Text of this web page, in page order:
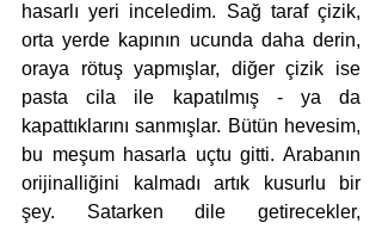
hasarlı yeri inceledim. Sağ taraf çizik,
orta yerde kapının ucunda daha derin,
oraya rötuş yapmışlar, diğer çizik ise
pasta cila ile kapatılmış - ya da
kapattıklarını sanmışlar. Bütün hevesim,
bu meşum hasarla uçtu gitti. Arabanın
orijinalliğini kalmadı artık kusurlu bir
şey. Satarken dile getirecekler,